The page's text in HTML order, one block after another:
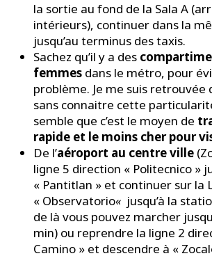
la sortie au fond de la Sala A
intérieurs), continuer dans la
jusqu’au terminus des taxis.
Sachez qu’il y a des
femmes dans le métro, pour
problème. Je me suis retrouvée
sans connaitre cette
semble que c’est le moyen de
rapide et le moins cher pour
De l’aéroport au centre ville
ligne 5 direction « Politecnico »
« Pantitlan » et continuer sur la
« Observatorio« jusqu’à la
de là vous pouvez marcher
min) ou reprendre la ligne 2
Camino » et descendre à «